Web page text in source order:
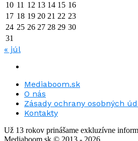
10 11 12 13 14 15 16
17 18 19 20 21 22 23
24 25 26 27 28 29 30
31
« júl
Mediaboom.sk
O nás
Zásady ochrany osobných
Kontakty
Už 13 rokov prinášame exkluzívne